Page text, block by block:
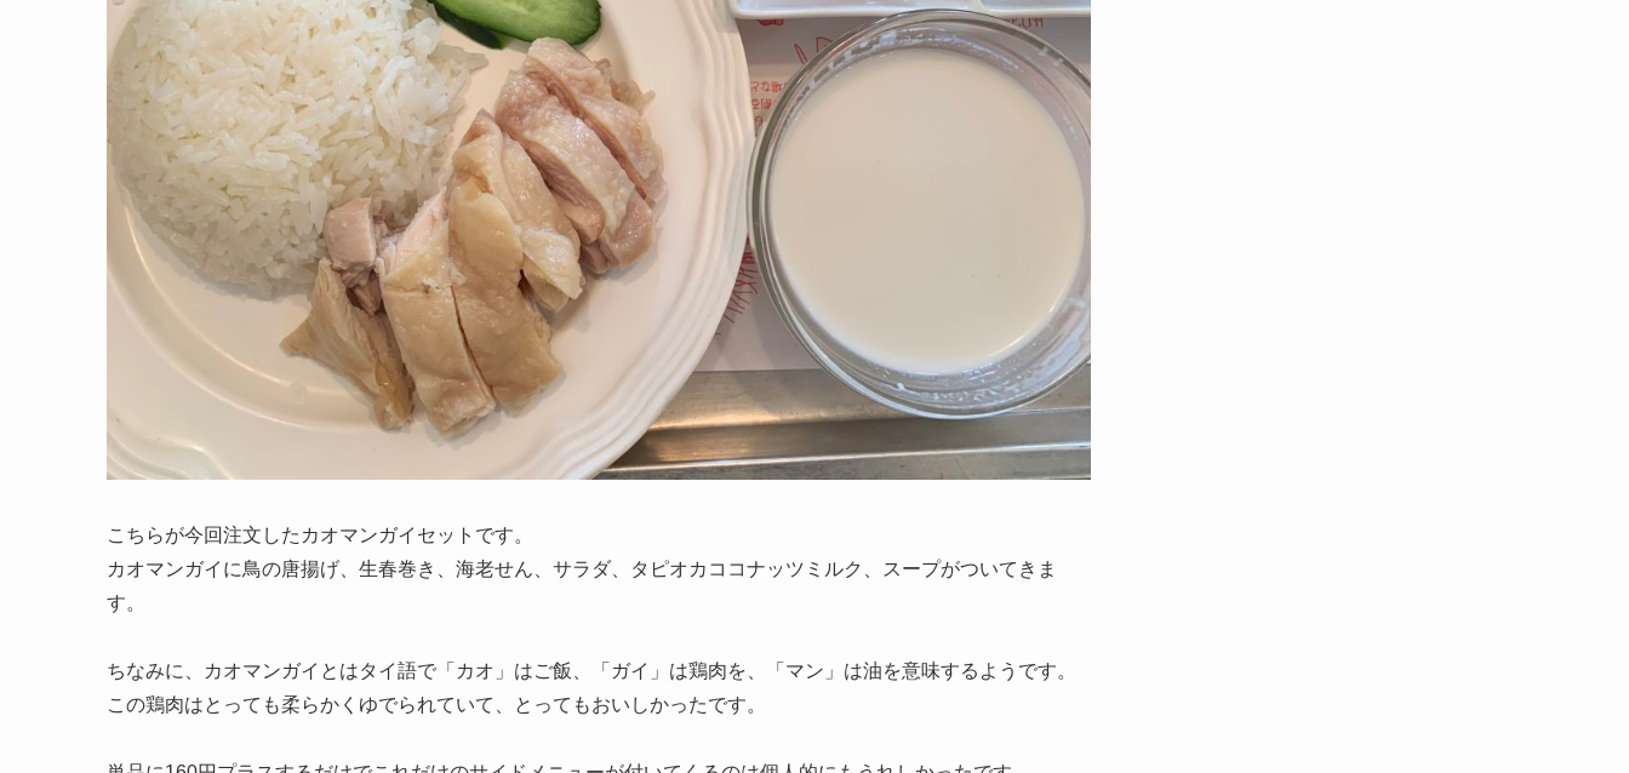
こちらが今回注文したカオマンガイセットです。
カオマンガイに鳥の唐揚げ、生春巻き、海老せん、サラダ、タピオカココナッツミルク、スープがついてきま
す。
ちなみに、カオマンガイとはタイ語で「カオ」はご飯、「ガイ」は鶏肉を、「マン」は油を意味するようです。
この鶏肉はとっても柔らかくゆでられていて、とってもおいしかったです。